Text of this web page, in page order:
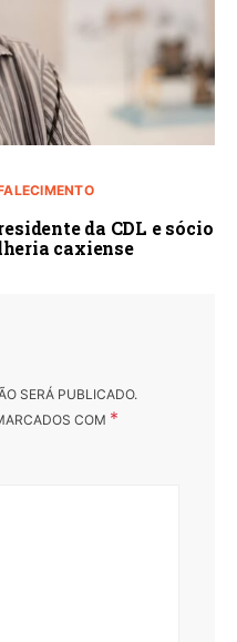
da CDL e sócio
caxiense
SERÁ PUBLICADO.
COM *